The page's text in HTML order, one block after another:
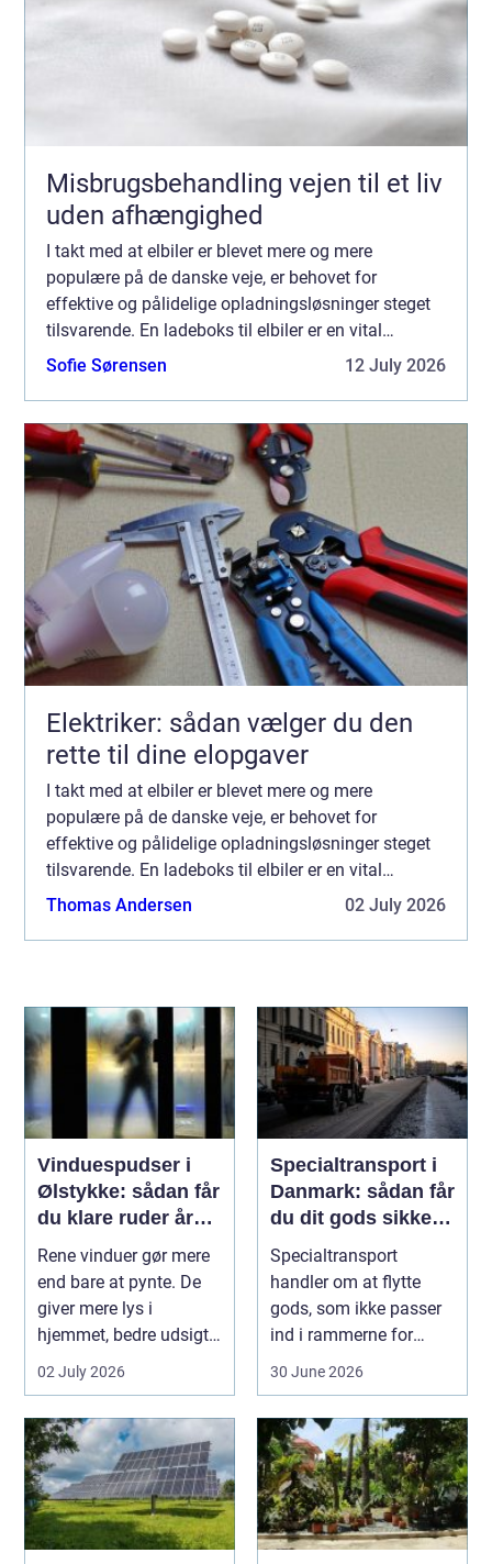
Misbrugsbehandling vejen til et liv
uden afhængighed
I takt med at elbiler er blevet mere og mere
populære på de danske veje, er behovet for
effektive og pålidelige opladningsløsninger steget
tilsvarende. En ladeboks til elbiler er en vital
investering for enhver elbilsejer, de...
Sofie Sørensen 12 July 2026
Elektriker: sådan vælger du den
rette til dine elopgaver
I takt med at elbiler er blevet mere og mere
populære på de danske veje, er behovet for
effektive og pålidelige opladningsløsninger steget
tilsvarende. En ladeboks til elbiler er en vital
investering for enhver elbilsejer, de...
Thomas Andersen 02 July 2026
Vinduespudser i
Ølstykke: sådan får
du klare ruder året
rundt
Rene vinduer gør mere
end bare at pynte. De
giver mere lys i
hjemmet, bedre udsigt
og et p&ae...
02 July 2026
Specialtransport i
Danmark: sådan får
du dit gods sikkert
frem
Specialtransport
handler om at flytte
gods, som ikke passer
ind i rammerne for
almindelig
30 June 2026